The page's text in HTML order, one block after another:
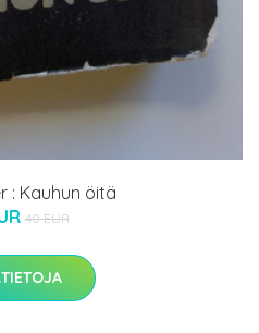
: Kauhun öitä
40 EUR